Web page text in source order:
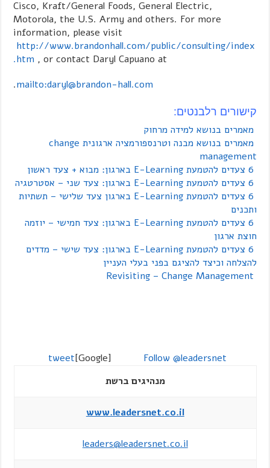
Cisco, Kraft/General Foods, General Electric,
Motorola, the U.S. Army and others. For more
information, please visit
http://www.brandonhall.com/public/consulting/index
.htm , or contact Daryl Capuano at
mailto:daryl@brandon-hall.com
.
קישורים רלבנטים:
מאמרים בנושא למידה מרחוק
מאמרים בנושא מבנה וטרנספורמציה ארגונית change
management
6 צעדים להטמעת E-Learning בארגון צעד שלישי – תשתיות
ותכנים
6 צעדים להטמעת E-Learning בארגון: צעד חמישי – יוזמה
חוצת ארגון
6 צעדים להטמעת E-Learning בארגון: צעד שישי – מדדים
להצלחה וכיצד להציגם בפני בעלי העניין
tweet[Google]
Follow @leadersnet
מנהיגים ברשת
www.leadersnet.co.il
leaders@leadersnet.co.il